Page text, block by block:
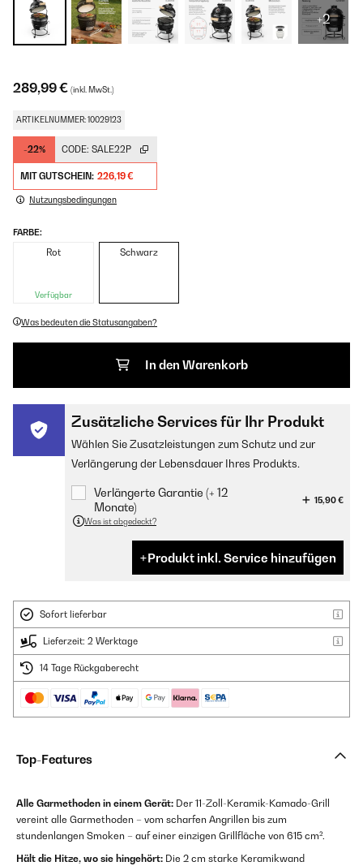
+2
289,99 € (inkl. MwSt.)
ARTIKELNUMMER: 10029123
-22% CODE: SALE22P
MIT GUTSCHEIN: 226,19 €
Nutzungsbedingungen
FARBE:
Rot
Verfügbar
Schwarz
Was bedeuten die Statusangaben?
In den Warenkorb
Zusätzliche Services für Ihr Produkt
Wählen Sie Zusatzleistungen zum Schutz und zur
Verlängerung der Lebensdauer Ihres Produkts.
Verlängerte Garantie (+ 12
Monate)
15,90 €
Was ist abgedeckt?
Produkt inkl. Service hinzufügen
Sofort lieferbar
Lieferzeit: 2 Werktage
14 Tage Rückgaberecht
Top-Features
Alle Garmethoden in einem Gerät: Der 11-Zoll-Keramik-Kamado-Grill
vereint alle Garmethoden – vom scharfen Angrillen bis zum
stundenlangen Smoken – auf einer einzigen Grillfläche von 615 cm².
Hält die Hitze, wo sie hingehört: Die 2 cm starke Keramikwand